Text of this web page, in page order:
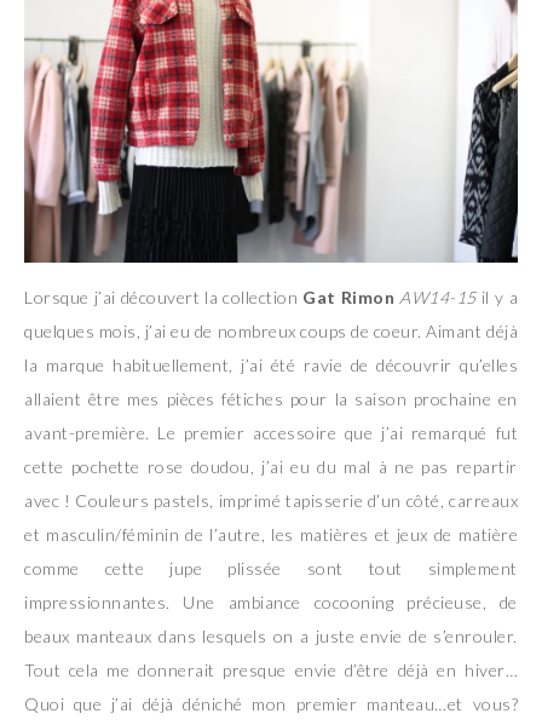
Lorsque j’ai découvert la collection Gat Rimon AW14-15il y a
quelques mois, j’ai eu de nombreux coups de coeur. Aimant déjà
la marque habituellement, j’ai été ravie de découvrir qu’elles
allaient être mes pièces fétiches pour la saison prochaine en
avant-première. Le premier accessoire que j’ai remarqué fut
cette pochette rose doudou, j’ai eu du mal à ne pas repartir
avec ! Couleurs pastels, imprimé tapisserie d’un côté, carreaux
et masculin/féminin de l’autre, les matières et jeux de matière
comme cette jupe plissée sont tout simplement
impressionnantes. Une ambiance cocooning précieuse, de
beaux manteaux dans lesquels on a juste envie de s’enrouler.
Tout cela me donnerait presque envie d’être déjà en hiver…
Quoi que j’ai déjà déniché mon premier manteau…et vous?